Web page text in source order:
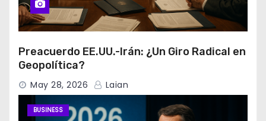
Preacuerdo EE.UU.-Irán: ¿Un Giro Radical en
Geopolítica?
May 28, 2026 Laian
BUSINESS